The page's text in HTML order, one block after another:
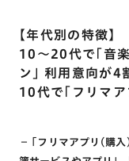
【年代別の特徴】
10～20代で｢音
ン｣ 利用意向が4
10代で｢フリマ
－ ｢フリマアプリ(購